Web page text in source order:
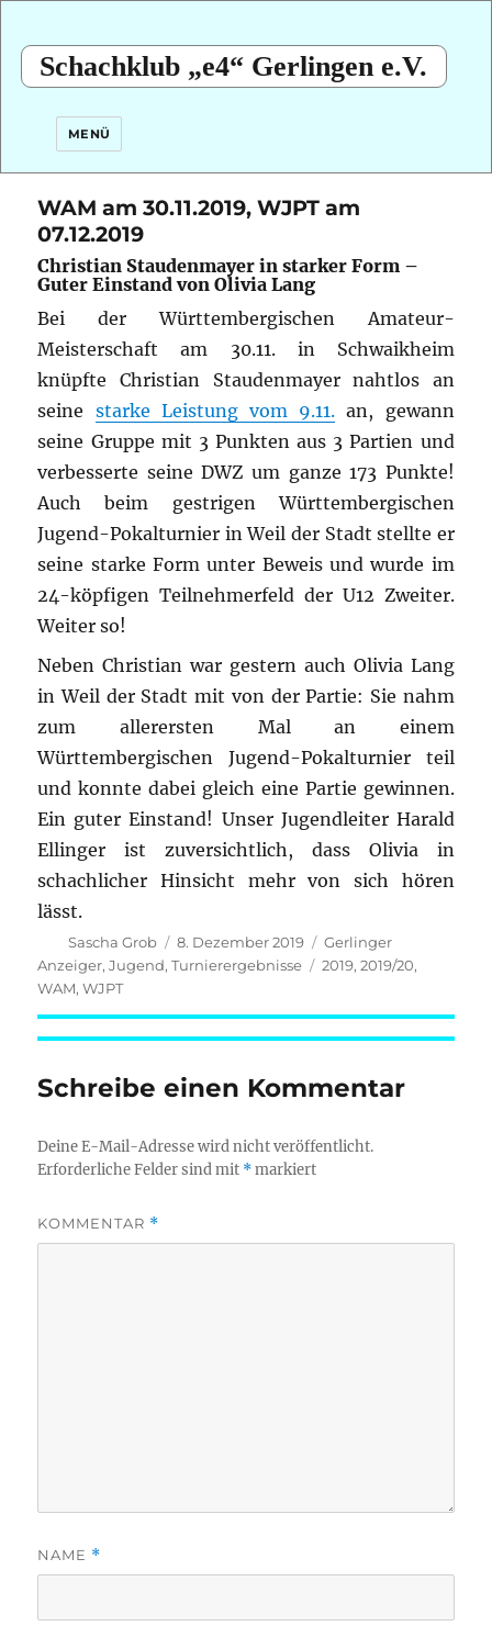
Schachklub „e4“ Gerlingen e.V.
MENÜ
WAM am 30.11.2019, WJPT am
07.12.2019
Christian Staudenmayer in starker Form –
Guter Einstand von Olivia Lang
Bei der Württembergischen Amateur-
Meisterschaft am 30.11. in Schwaikheim
knüpfte Christian Staudenmayer nahtlos an
seine starke Leistung vom 9.11. an, gewann
seine Gruppe mit 3 Punkten aus 3 Partien und
verbesserte seine DWZ um ganze 173 Punkte!
Auch beim gestrigen Württembergischen
Jugend-Pokalturnier in Weil der Stadt stellte er
seine starke Form unter Beweis und wurde im
24-köpfigen Teilnehmerfeld der U12 Zweiter.
Weiter so!
Neben Christian war gestern auch Olivia Lang
in Weil der Stadt mit von der Partie: Sie nahm
zum allerersten Mal an einem
Württembergischen Jugend-Pokalturnier teil
und konnte dabei gleich eine Partie gewinnen.
Ein guter Einstand! Unser Jugendleiter Harald
Ellinger ist zuversichtlich, dass Olivia in
schachlicher Hinsicht mehr von sich hören
lässt.
Autor
Sascha Grob
Veröffentlicht
am
8. Dezember 2019 Kategorien
Gerlinger
Anzeiger,Jugend,Turnierergebnisse Schlagwörter
2019,2019/20,
WAM,WJPT
Schreibe einen Kommentar
Deine E-Mail-Adresse wird nicht veröffentlicht.
Erforderliche Felder sind mit *markiert
KOMMENTAR *
NAME *